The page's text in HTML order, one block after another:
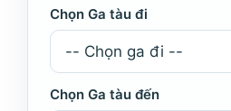
Chọn Ga tàu đi
Chọn Ga tàu đến